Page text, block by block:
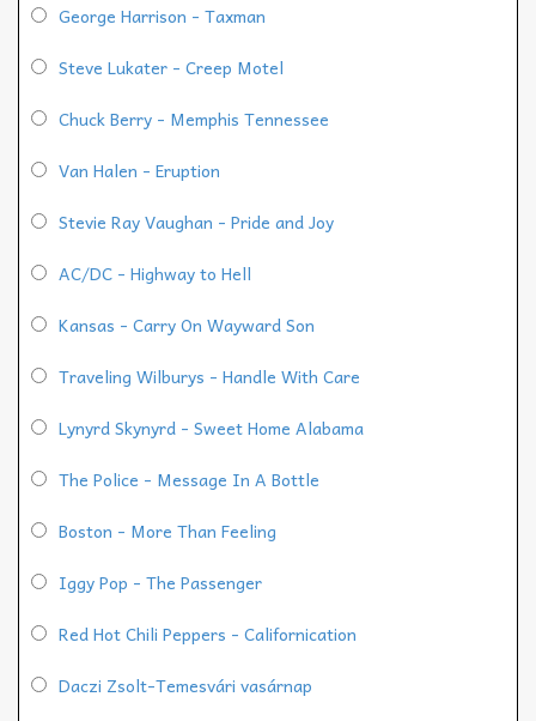
George Harrison - Taxman
Steve Lukater - Creep Motel
Chuck Berry - Memphis Tennessee
Van Halen - Eruption
Stevie Ray Vaughan - Pride and Joy
AC/DC - Highway to Hell
Kansas - Carry On Wayward Son
Traveling Wilburys - Handle With Care
Lynyrd Skynyrd - Sweet Home Alabama
The Police - Message In A Bottle
Boston - More Than Feeling
Iggy Pop - The Passenger
Red Hot Chili Peppers - Californication
Daczi Zsolt-Temesvári vasárnap